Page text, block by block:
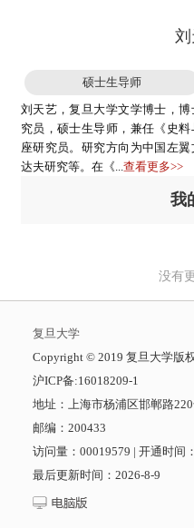
硕士生导师
刘天艺，复旦大学文学博士，
究员，硕士生导师，兼任《史
座研究员。研究方向为中国左
达夫研究等。在《... 查看更多>>
我
没有
复旦大学
​Copyright © 2019 复旦大学版
沪ICP备:16018209-1
地址：上海市杨浦区邯郸路
邮编：200433
访问量： 00019579 | 开通时间：
最后更新时间： 2026-8-9